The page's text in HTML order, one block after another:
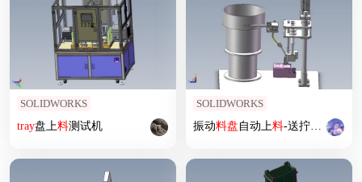
SOLIDWORKS
tray盘上料测试机
SOLIDWORKS
振动料盘自动上料-送拧钉 机构